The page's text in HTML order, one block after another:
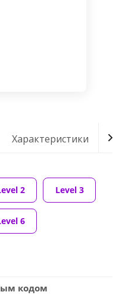
Характеристики
2 Level 3
6
кодом